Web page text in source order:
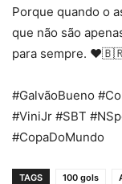
Porque quando o
que não são
para sempre.
#GalvãoBueno
#ViniJr #SBT
#CopaDoMundo
TAGS 100 gols